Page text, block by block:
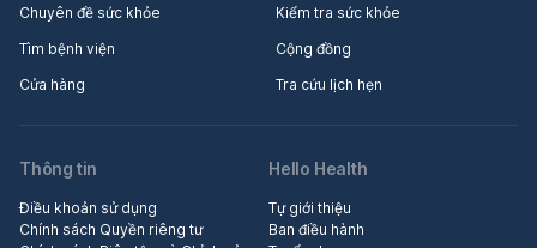
Chuyên đề sức khỏe
Kiểm tra sức khỏe
Tìm bệnh viện
Cộng đồng
Cửa hàng
Tra cứu lịch hẹn
Thông tin
Điều khoản sử dụng
Chính sách Quyền riêng tư
Hello Health
Tự giới thiệu
Ban điều hành